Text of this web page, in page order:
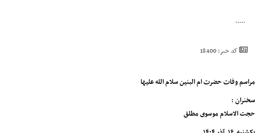
.....
کد خبر: 18400
مراسم وفات حضرت ام البنین سلام الله علیها
سخنران :
حجت الاسلام موسوی مطلق